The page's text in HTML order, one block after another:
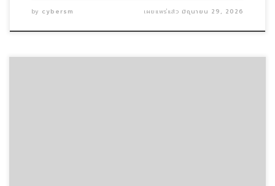
by cybersm เผยแพร่แล้ว มิถุนายน 29, 2026